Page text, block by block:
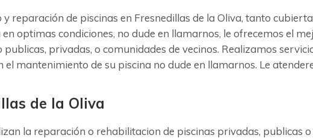
reparación de piscinas en Fresnedillas de la Oliva, tanto
optimas condiciones, no dude en llamarnos, le ofrecemos el
privadas, o comunidades de vecinos. Realizamos
el mantenimiento de su piscina no dude en llamarnos. Le
de la Oliva
la reparación o rehabilitacion de piscinas privadas, publicas